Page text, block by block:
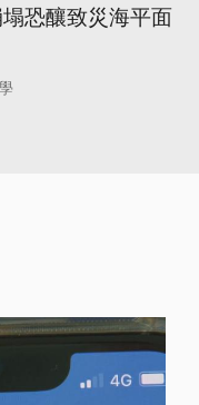
恐釀致災海平面